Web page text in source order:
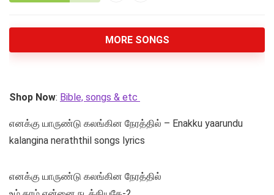
MORE SONGS
Shop Now: Bible, songs & etc
எனக்கு யாருண்டு கலங்கின நேரத்தில் – Enakku yaarundu
kalangina neraththil songs lyrics
எனக்கு யாருண்டு கலங்கின நேரத்தில்